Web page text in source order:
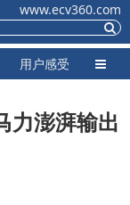
www.ecv360.com
用户感受
力澎湃输出